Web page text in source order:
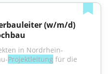
(w/m/d)
in Nordrhein-
Projektleitung für die